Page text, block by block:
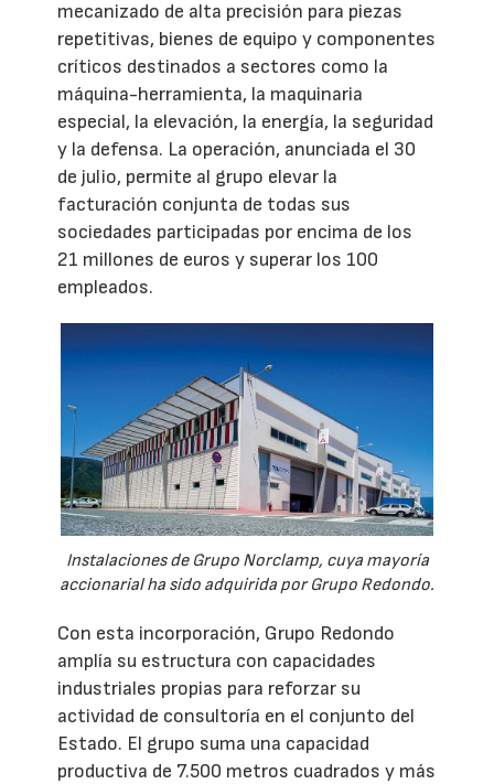
mecanizado de alta precisión para piezas
repetitivas, bienes de equipo y componentes
críticos destinados a sectores como la
máquina-herramienta, la maquinaria
especial, la elevación, la energía, la seguridad
y la defensa. La operación, anunciada el 30
de julio, permite al grupo elevar la
facturación conjunta de todas sus
sociedades participadas por encima de los
21 millones de euros y superar los 100
empleados.
Instalaciones de Grupo Norclamp, cuya mayoría
accionarial ha sido adquirida por Grupo Redondo.
Con esta incorporación, Grupo Redondo
amplía su estructura con capacidades
industriales propias para reforzar su
actividad de consultoría en el conjunto del
Estado. El grupo suma una capacidad
productiva de 7.500 metros cuadrados y más